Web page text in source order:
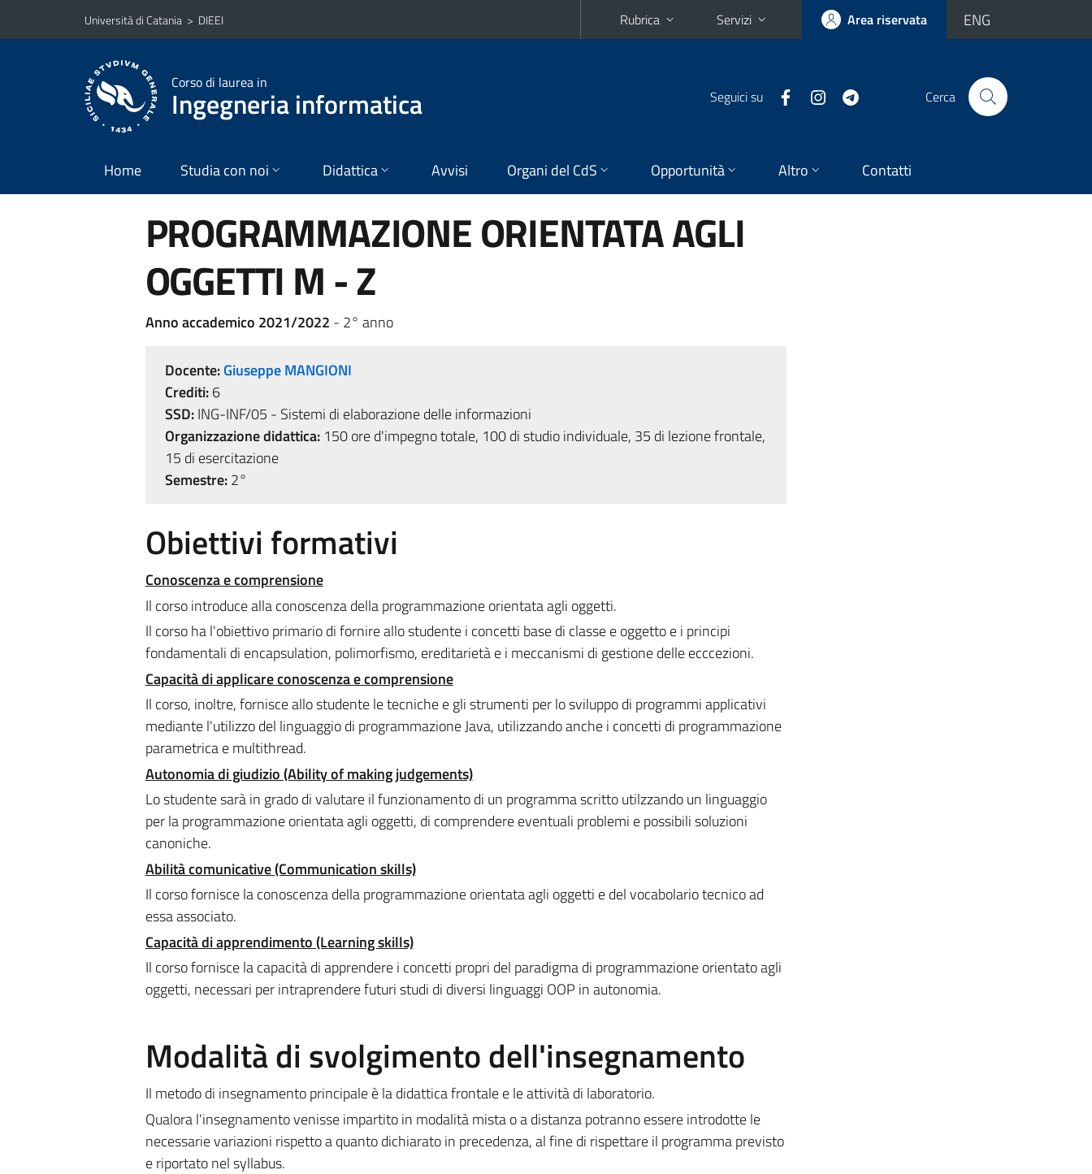
Vai al contenuto principale
Vai al menu di navigazione
Università di Catania > DIEEI Rubrica Servizi Area riservata ENG
Corso di laurea in
Ingegneria informatica Seguici su Cerca
Home Studia con noi Didattica Avvisi Organi del CdS Opportunità Altro Contatti
PROGRAMMAZIONE ORIENTATA AGLI
OGGETTI M - Z
Anno accademico 2021/2022 - 2° anno
Docente:Giuseppe MANGIONI
Crediti:6
SSD:ING-INF/05 - Sistemi di elaborazione delle informazioni
Organizzazione didattica:150 ore d'impegno totale, 100 di studio individuale, 35 di lezione frontale,
15 di esercitazione
Semestre:2°
Obiettivi formativi
Conoscenza e comprensione
Il corso introduce alla conoscenza della programmazione orientata agli oggetti.
Il corso ha l'obiettivo primario di fornire allo studente i concetti base di classe e oggetto e i principi
fondamentali di encapsulation, polimorfismo, ereditarietà e i meccanismi di gestione delle ecccezioni.
Capacità di applicare conoscenza e comprensione
Il corso, inoltre, fornisce allo studente le tecniche e gli strumenti per lo sviluppo di programmi applicativi
mediante l'utilizzo del linguaggio di programmazione Java, utilizzando anche i concetti di programmazione
parametrica e multithread.
Autonomia di giudizio (Ability of making judgements)
Lo studente sarà in grado di valutare il funzionamento di un programma scritto utilzzando un linguaggio
per la programmazione orientata agli oggetti, di comprendere eventuali problemi e possibili soluzioni
canoniche.
Abilità comunicative (Communication skills)
Il corso fornisce la conoscenza della programmazione orientata agli oggetti e del vocabolario tecnico ad
essa associato.
Capacità di apprendimento (Learning skills)
Il corso fornisce la capacità di apprendere i concetti propri del paradigma di programmazione orientato agli
oggetti, necessari per intraprendere futuri studi di diversi linguaggi OOP in autonomia.
Modalità di svolgimento dell'insegnamento
Il metodo di insegnamento principale è la didattica frontale e le attività di laboratorio.
Qualora l'insegnamento venisse impartito in modalità mista o a distanza potranno essere introdotte le
necessarie variazioni rispetto a quanto dichiarato in precedenza, al fine di rispettare il programma previsto
e riportato nel syllabus.